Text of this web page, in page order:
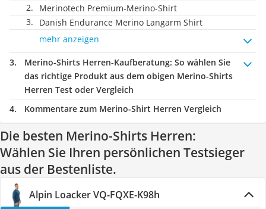
Merinotech Premium-Merino-Shirt
Danish Endurance Merino Langarm Shirt
mehr anzeigen
Merino-Shirts Herren-Kaufberatung: So wählen Sie
das richtige Produkt aus dem obigen Merino-Shirts
Herren Test oder Vergleich
Kommentare zum Merino-Shirt Herren Vergleich
Die besten Merino-Shirts Herren:
Wählen Sie Ihren persönlichen Testsieger
aus der Bestenliste.
Alpin Loacker VQ-FQXE-K98h